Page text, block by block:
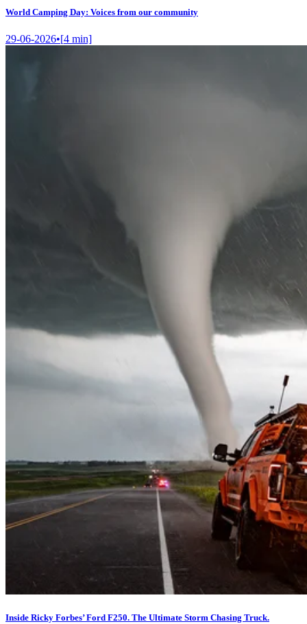
World Camping Day: Voices from our community
29-06-2026•[4 min]
Inside Ricky Forbes’ Ford F250. The Ultimate Storm Chasing Truck.